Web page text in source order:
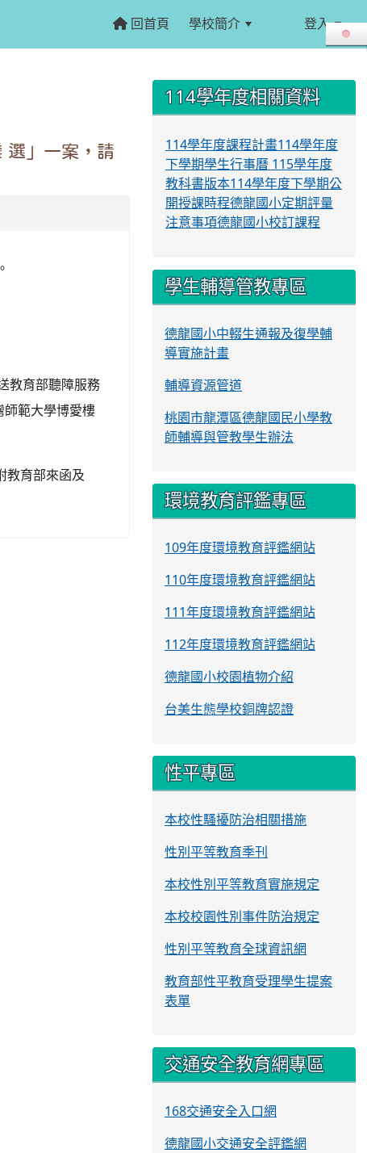
回首頁 學校簡介 登入
選」一案，請
教育部聽障服務
範大學博愛樓
教育部來函及
::: 114學年度相關資料
114學年度課程計畫114學年度
下學期學生行事曆 115學年度
教科書版本114學年度下學期公
開授課時程德龍國小定期評量
注意事項德龍國小校訂課程
學生輔導管教專區
德龍國小中輟生通報及復學輔
導實施計畫
輔導資源管道
桃園市龍潭區德龍國民小學教
師輔導與管教學生辦法
環境教育評鑑專區
109年度環境教育評鑑網站
110年度環境教育評鑑網站
111年度環境教育評鑑網站
112年度環境教育評鑑網站
德龍國小校園植物介紹
台美生態學校銅牌認證
性平專區
本校性騷擾防治相關措施
性別平等教育季刊
本校性別平等教育實施規定
本校校園性別事件防治規定
性別平等教育全球資訊網
教育部性平教育受理學生提案
表單
交通安全教育網專區
168交通安全入口網
德龍國小交通安全評鑑網